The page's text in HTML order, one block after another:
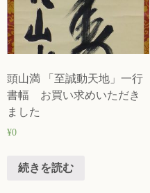
頭山満 「至誠動天地」一行
書幅 お買い求めいただき
ました
¥0
続きを読む